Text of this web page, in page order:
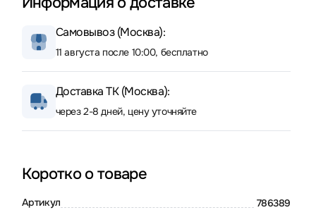
Самовывоз (Москва):
11 августа после 10:00, бесплатно
Доставка ТК (Москва):
через 2-8 дней, цену уточняйте
Коротко о товаре
Артикул 786389